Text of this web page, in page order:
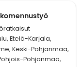
Etelä-Karjala,
Keski-Pohjanmaa,
Pohjanmaa,